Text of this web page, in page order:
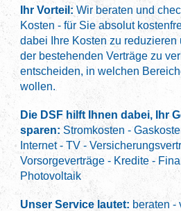
Ihr Vorteil: Wir beraten und
Kosten - für Sie absolut
dabei Ihre Kosten zu
der bestehenden Verträge zu
entscheiden, in welchen
wollen.
Die DSF hilft Ihnen dabei, Ihr
sparen: Stromkosten -
Internet - TV -
Vorsorgeverträge - Kredite -
Photovoltaik
Unser Service lautet: beraten -